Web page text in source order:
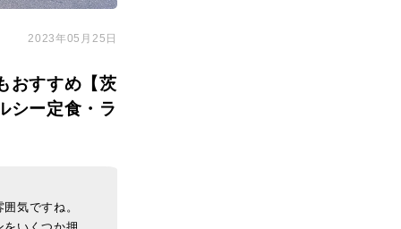
2023年05月25日
おすすめ【茨
シー定食・ラ
気ですね。